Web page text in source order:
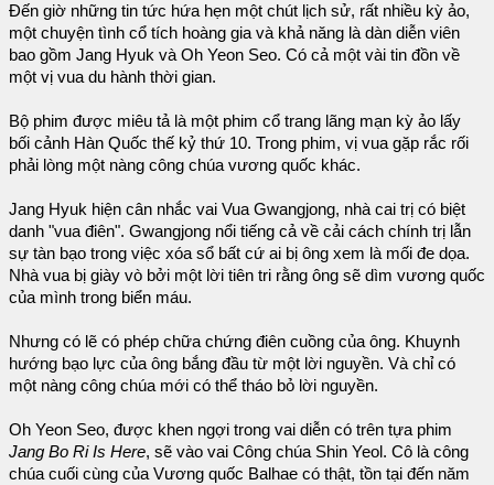
Đến giờ những tin tức hứa hẹn một chút lịch sử, rất nhiều kỳ ảo,
một chuyện tình cổ tích hoàng gia và khả năng là dàn diễn viên
bao gồm Jang Hyuk và Oh Yeon Seo. Có cả một vài tin đồn về
một vị vua du hành thời gian.
Bộ phim được miêu tả là một phim cổ trang lãng mạn kỳ ảo lấy
bối cảnh Hàn Quốc thế kỷ thứ 10. Trong phim, vị vua gặp rắc rối
phải lòng một nàng công chúa vương quốc khác.
Jang Hyuk hiện cân nhắc vai Vua Gwangjong, nhà cai trị có biệt
danh "vua điên". Gwangjong nổi tiếng cả về cải cách chính trị lẫn
sự tàn bạo trong việc xóa sổ bất cứ ai bị ông xem là mối đe dọa.
Nhà vua bị giày vò bởi một lời tiên tri rằng ông sẽ dìm vương quốc
của mình trong biển máu.
Nhưng có lẽ có phép chữa chứng điên cuồng của ông. Khuynh
hướng bạo lực của ông bắng đầu từ một lời nguyền. Và chỉ có
một nàng công chúa mới có thể tháo bỏ lời nguyền.
Oh Yeon Seo, được khen ngợi trong vai diễn có trên tựa phim
Jang Bo Ri Is Here, sẽ vào vai Công chúa Shin Yeol. Cô là công
chúa cuối cùng của Vương quốc Balhae có thật, tồn tại đến năm